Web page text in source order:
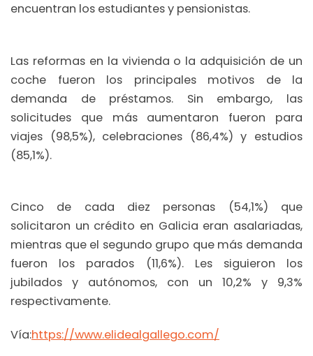
encuentran los estudiantes y pensionistas.
Las reformas en la vivienda o la adquisición de un
coche fueron los principales motivos de la
demanda de préstamos. Sin embargo, las
solicitudes que más aumentaron fueron para
viajes (98,5%), celebraciones (86,4%) y estudios
(85,1%).
Cinco de cada diez personas (54,1%) que
solicitaron un crédito en Galicia eran asalariadas,
mientras que el segundo grupo que más demanda
fueron los parados (11,6%). Les siguieron los
jubilados y autónomos, con un 10,2% y 9,3%
respectivamente.
Vía:https://www.elidealgallego.com/